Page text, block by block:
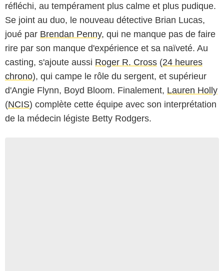
réfléchi, au tempérament plus calme et plus pudique.
Se joint au duo, le nouveau détective Brian Lucas,
joué par Brendan Penny, qui ne manque pas de faire
rire par son manque d'expérience et sa naïveté. Au
casting, s'ajoute aussi Roger R. Cross (24 heures
chrono), qui campe le rôle du sergent, et supérieur
d'Angie Flynn, Boyd Bloom. Finalement, Lauren Holly
(NCIS) complète cette équipe avec son interprétation
de la médecin légiste Betty Rodgers.